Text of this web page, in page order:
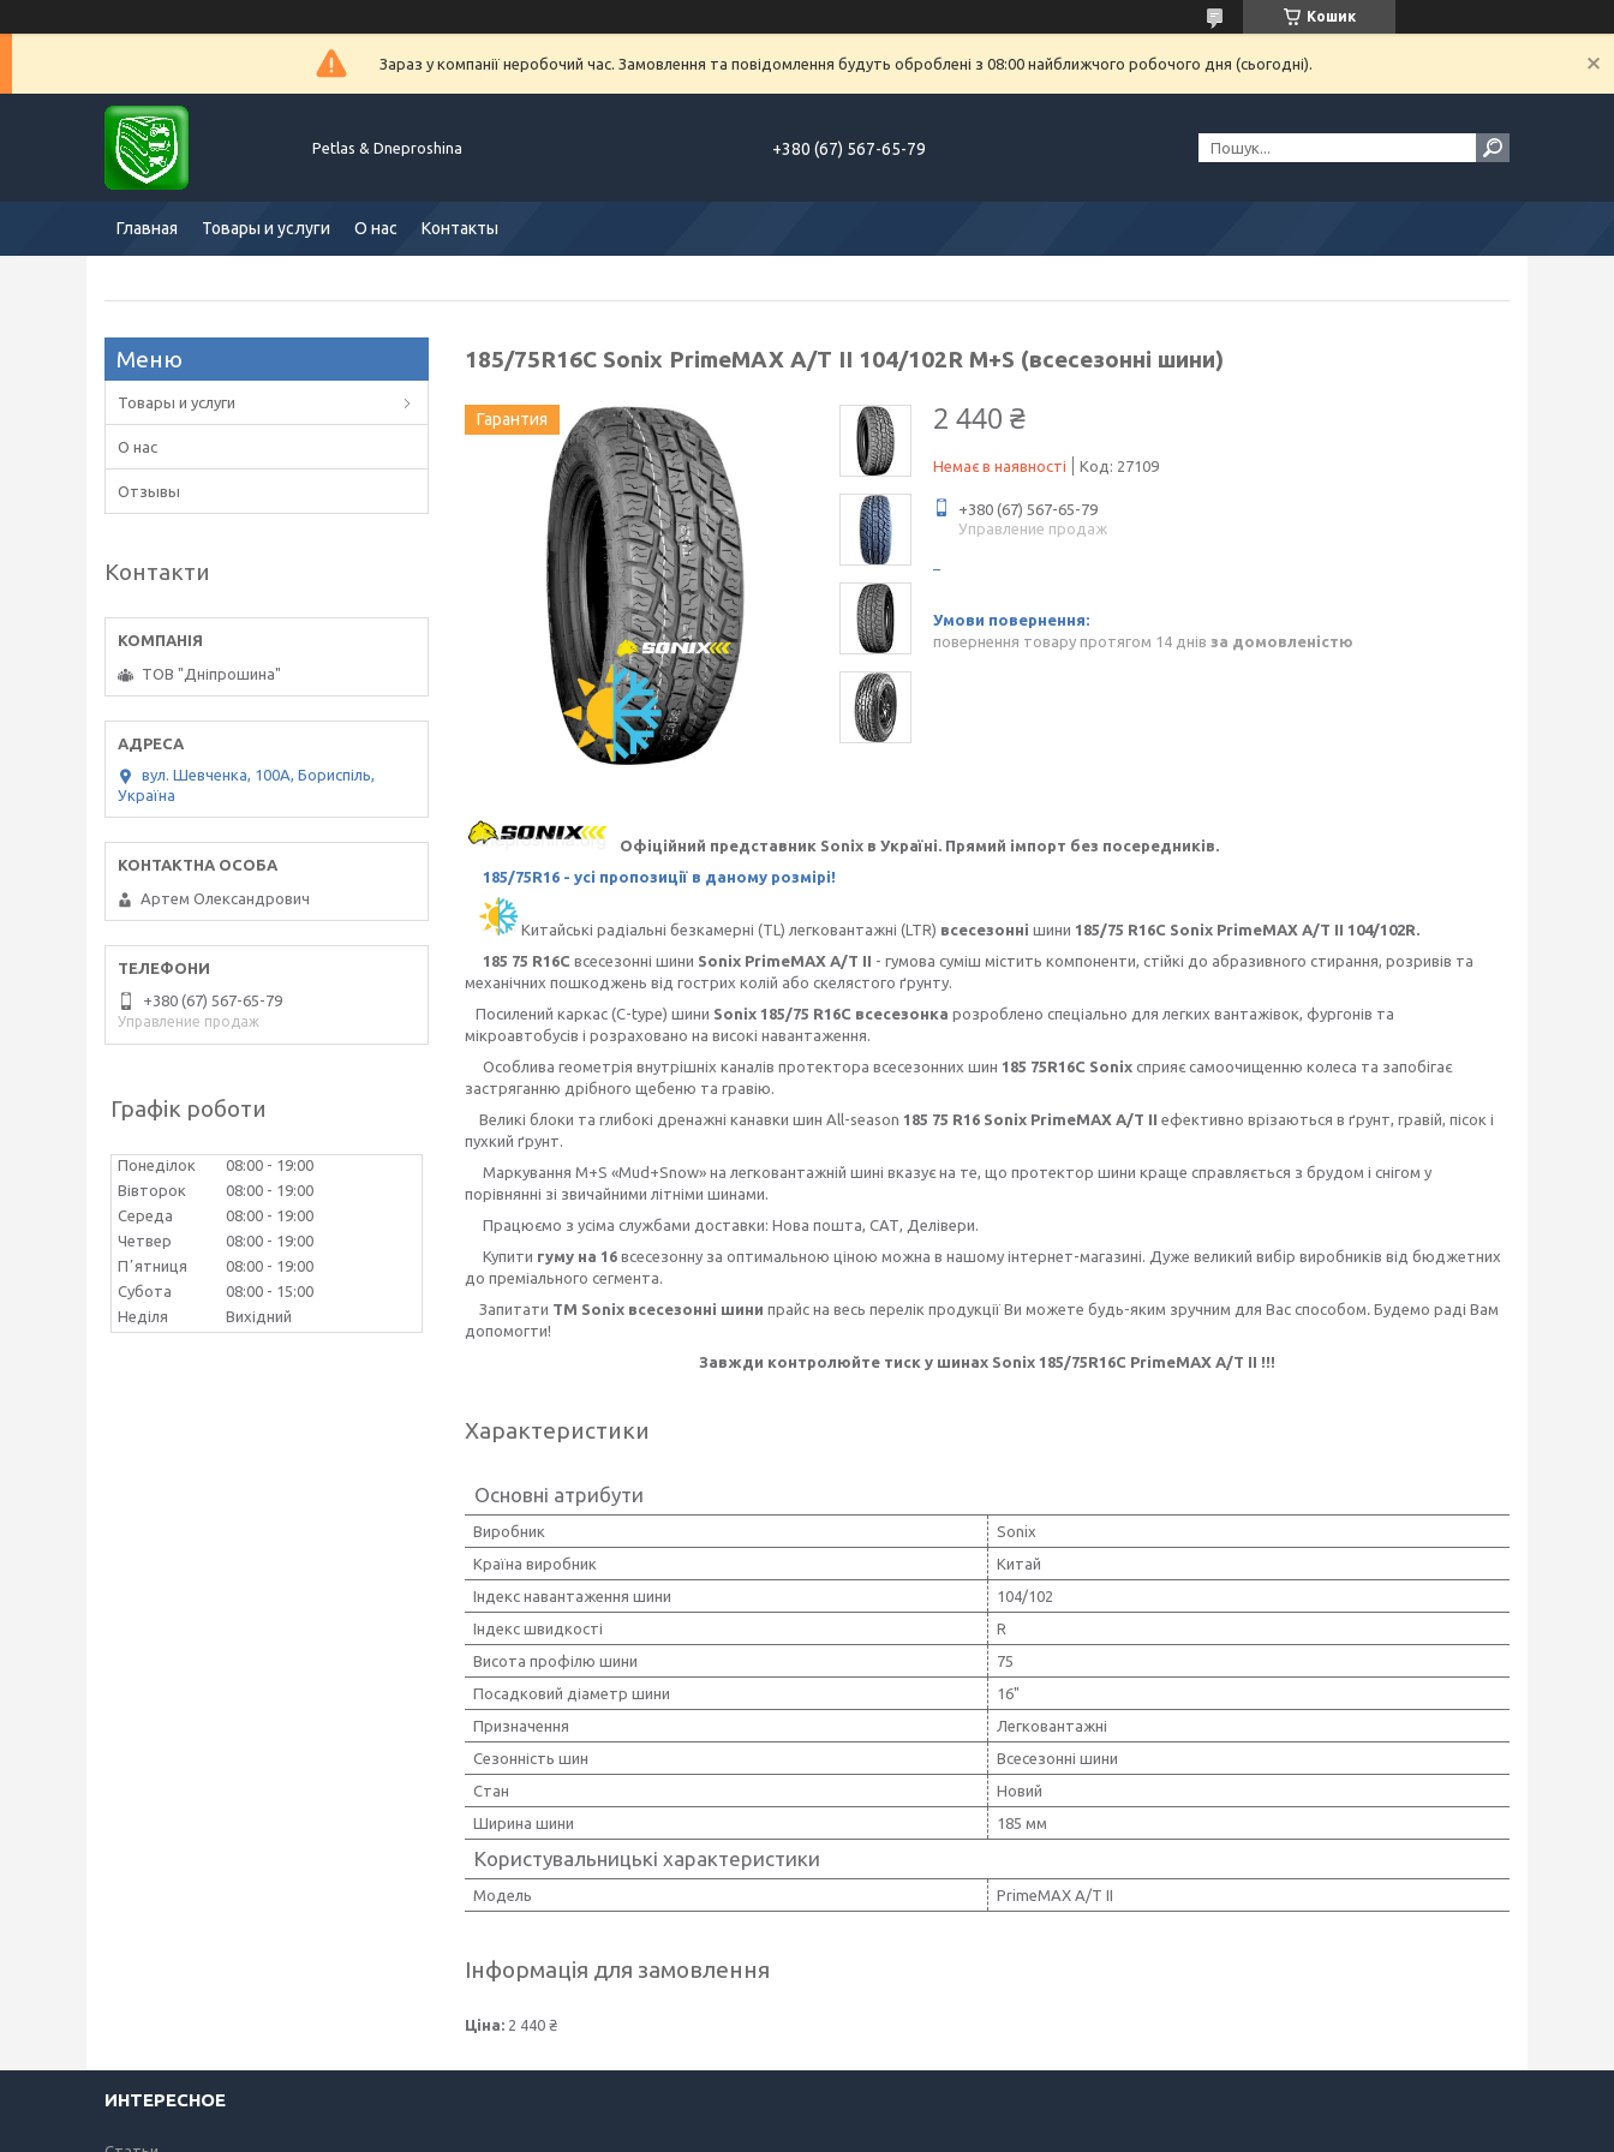
Кошик
Зараз у компанії неробочий час. Замовлення та повідомлення будуть оброблені з 08:00 найближчого робочого дня (сьогодні).
Petlas & Dneproshina +380 (67) 567-65-79
Главная Товары и услуги О нас Контакты
185/75R16C Sonix PrimeMAX А/Т II 104/102R M+S (всесезонні шини)
Гарантия 2 440 ₴
Немає в наявності Код: 27109
+380 (67) 567-65-79
Управление продаж
повернення товару протягом 14 днів за домовленістю
Офіційний представник Sonix в Україні. Прямий імпорт без посередників.
185/75R16 - усі пропозиції в даному розмірі!
Китайські радіальні безкамерні (TL) легковантажні (LTR) всесезонні шини 185/75 R16С Sonix PrimeMAX А/Т II 104/102R.
185 75 R16С всесезонні шини Sonix PrimeMAX А/Т II - гумова суміш містить компоненти, стійкі до абразивного стирання, розривів та
механічних пошкоджень від гострих колій або скелястого ґрунту.
Посилений каркас (C-type) шини Sonix 185/75 R16С всесезонка розроблено спеціально для легких вантажівок, фургонів та
мікроавтобусів і розраховано на високі навантаження.
Особлива геометрія внутрішніх каналів протектора всесезонних шин 185 75R16С Sonix сприяє самоочищенню колеса та запобігає
застряганню дрібного щебеню та гравію.
Великі блоки та глибокі дренажні канавки шин All-season 185 75 R16 Sonix PrimeMAX А/Т II ефективно врізаються в ґрунт, гравій, пісок і
пухкий ґрунт.
Маркування M+S «Mud+Snow» на легковантажній шині вказує на те, що протектор шини краще справляється з брудом і снігом у
порівнянні зі звичайними літніми шинами.
Працюємо з усіма службами доставки: Нова пошта, САТ, Делівери.
Купити гуму на 16 всесезонну за оптимальною ціною можна в нашому інтернет-магазині. Дуже великий вибір виробників від бюджетних
до преміального сегмента.
Запитати ТМ Sonix всесезонні шини прайс на весь перелік продукції Ви можете будь-яким зручним для Вас способом. Будемо раді Вам
допомогти!
Завжди контролюйте тиск у шинах Sonix 185/75R16С PrimeMAX А/Т II !!!
Характеристики
Основні атрибути
Виробник
Sonix
Країна виробник
Китай
Індекс навантаження шини
104/102
Індекс швидкості
R
Висота профілю шини
75
Посадковий діаметр шини
16"
Призначення
Легковантажні
Сезонність шин
Всесезонні шини
Стан
Новий
Ширина шини
185 мм
Користувальницькі характеристики
Мoдель PrimeMAX А/Т II
Інформація для замовлення
Ціна: 2 440 ₴
Товары и услуги
О нас
Отзывы
Контакти
ТОВ "Дніпрошина"
вул. Шевченка, 100А, Бориспіль,
Україна
Артем Олександрович
+380 (67) 567-65-79
Управление продаж
Графік роботи
Понеділок 08:00
19:00
Вівторок
08:00
19:00
Середа
08:00
19:00
Четвер
08:00
19:00
Пʼятниця
08:00
19:00
Субота
08:00
15:00
Неділя
Вихідний
ИНТЕРЕСНОЕ